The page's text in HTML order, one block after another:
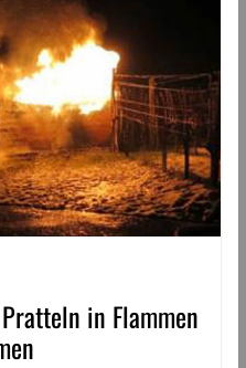
in Flammen